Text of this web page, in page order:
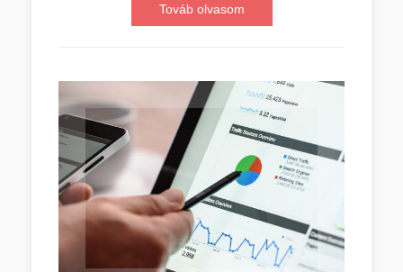
Továb olvasom